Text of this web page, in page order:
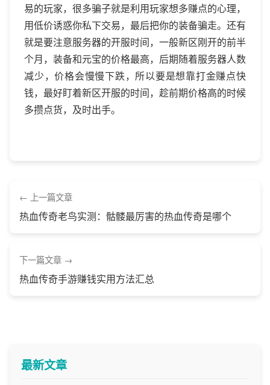
易的玩家，很多骗子就是利用玩家想多赚点的心理，
用低价诱惑你私下交易，最后把你的装备骗走。还有
就是要注意服务器的开服时间，一般新区刚开的前半
个月，装备和元宝的价格最高，后期随着服务器人数
减少，价格会慢慢下跌，所以要是想靠打金赚点快
钱，最好盯着新区开服的时间，趁前期价格高的时候
多攒点货，及时出手。
上一篇文章
热血传奇老鸟实测：骷髅最厉害的热血传奇是哪个
下一篇文章
热血传奇手游赚钱实用方法汇总
最新文章